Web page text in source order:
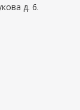
д. 6.